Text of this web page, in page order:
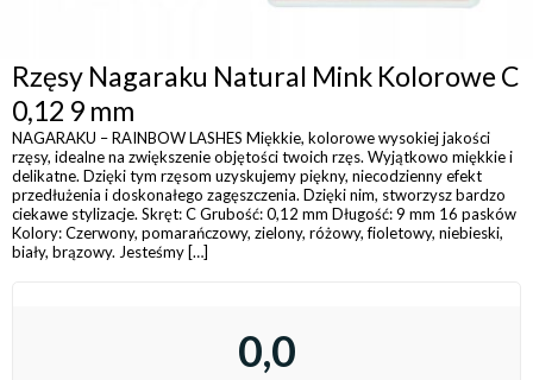
Rzęsy Nagaraku Natural Mink Kolorowe C
0,12 9 mm
NAGARAKU – RAINBOW LASHES Miękkie, kolorowe wysokiej jakości
rzęsy, idealne na zwiększenie objętości twoich rzęs. Wyjątkowo miękkie i
delikatne. Dzięki tym rzęsom uzyskujemy piękny, niecodzienny efekt
przedłużenia i doskonałego zagęszczenia. Dzięki nim, stworzysz bardzo
ciekawe stylizacje. Skręt: C Grubość: 0,12 mm Długość: 9 mm 16 pasków
Kolory: Czerwony, pomarańczowy, zielony, różowy, fioletowy, niebieski,
biały, brązowy. Jesteśmy […]
0,0